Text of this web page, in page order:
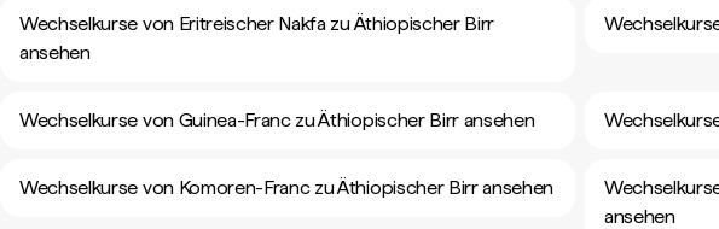
Wechselkurse von Eritreischer Nakfa zu Äthiopischer Birr
ansehen
Wechselkurse von Guinea-Franc zu Äthiopischer Birr ansehen
Wechselkurse von Komoren-Franc zu Äthiopischer Birr ansehen
ansehen